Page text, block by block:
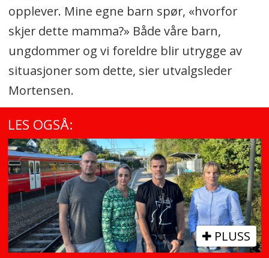
opplever. Mine egne barn spør, «hvorfor
skjer dette mamma?» Både våre barn,
ungdommer og vi foreldre blir utrygge av
situasjoner som dette, sier utvalgsleder
Mortensen.
LES OGSÅ:
PLUSS